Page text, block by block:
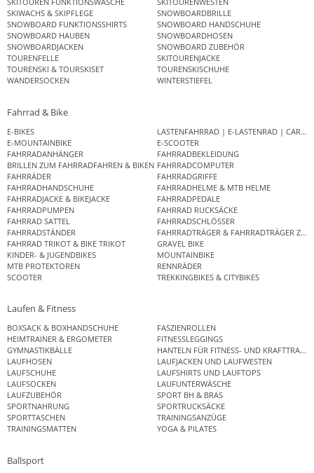
SKIWACHS & SKIPFLEGE
SNOWBOARDBRILLE
SNOWBOARD FUNKTIONSSHIRTS
SNOWBOARD HANDSCHUHE
SNOWBOARD HAUBEN
SNOWBOARDHOSEN
SNOWBOARDJACKEN
SNOWBOARD ZUBEHÖR
TOURENFELLE
SKITOURENJACKE
TOURENSKI & TOURSKISET
TOURENSKISCHUHE
WANDERSOCKEN
WINTERSTIEFEL
Fahrrad & Bike
E-BIKES
LASTENFAHRRAD | E-LASTENRAD |
E-MOUNTAINBIKE
E-SCOOTER
FAHRRADANHÄNGER
FAHRRADBEKLEIDUNG
BRILLEN ZUM FAHRRADFAHREN & BIKEN FAHRRADCOMPUTER
FAHRRÄDER
FAHRRADGRIFFE
FAHRRADHANDSCHUHE
FAHRRADHELME & MTB HELME
FAHRRADJACKE & BIKEJACKE
FAHRRADPEDALE
FAHRRADPUMPEN
FAHRRAD RUCKSÄCKE
FAHRRAD SATTEL
FAHRRADSCHLÖSSER
FAHRRADSTÄNDER
FAHRRADTRÄGER & FAHRRADTRÄGER
FAHRRAD TRIKOT & BIKE TRIKOT
GRAVEL BIKE
KINDER- & JUGENDBIKES
MOUNTAINBIKE
MTB PROTEKTOREN
RENNRÄDER
SCOOTER
TREKKINGBIKES & CITYBIKES
Laufen & Fitness
BOXSACK & BOXHANDSCHUHE
FASZIENROLLEN
HEIMTRAINER & ERGOMETER
FITNESSLEGGINGS
GYMNASTIKBÄLLE
HANTELN FÜR FITNESS- UND
LAUFHOSEN
LAUFJACKEN UND LAUFWESTEN
LAUFSCHUHE
LAUFSHIRTS UND LAUFTOPS
LAUFSOCKEN
LAUFUNTERWÄSCHE
LAUFZUBEHÖR
SPORT BH & BRAS
SPORTNAHRUNG
SPORTRUCKSÄCKE
SPORTTASCHEN
TRAININGSANZÜGE
TRAININGSMATTEN
YOGA & PILATES
Ballsport